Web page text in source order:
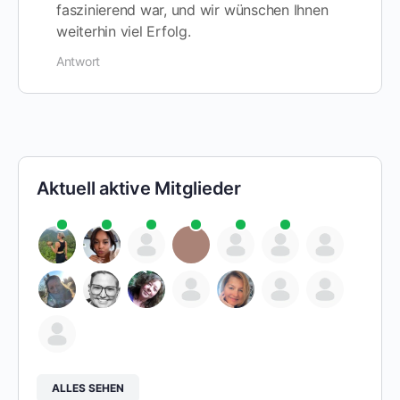
faszinierend war, und wir wünschen Ihnen
weiterhin viel Erfolg.
Antwort
Aktuell aktive Mitglieder
ALLES SEHEN